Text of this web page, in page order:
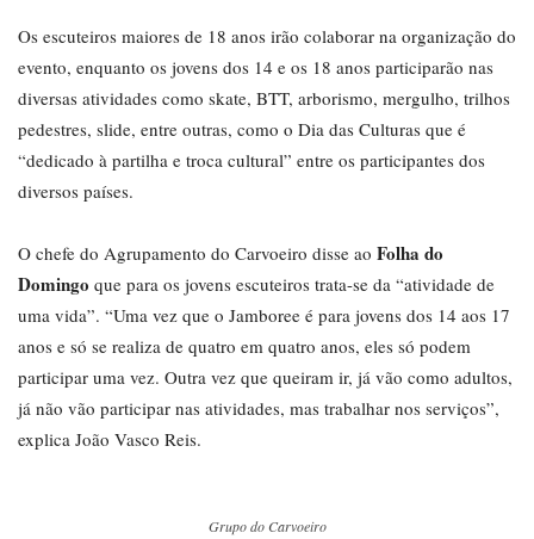
Os escuteiros maiores de 18 anos irão colaborar na organização do
evento, enquanto os jovens dos 14 e os 18 anos participarão nas
diversas atividades como skate, BTT, arborismo, mergulho, trilhos
pedestres, slide, entre outras, como o Dia das Culturas que é
“dedicado à partilha e troca cultural” entre os participantes dos
diversos países.
O chefe do Agrupamento do Carvoeiro disse ao Folha do
Domingo que para os jovens escuteiros trata-se da “atividade de
uma vida”. “Uma vez que o Jamboree é para jovens dos 14 aos 17
anos e só se realiza de quatro em quatro anos, eles só podem
participar uma vez. Outra vez que queiram ir, já vão como adultos,
já não vão participar nas atividades, mas trabalhar nos serviços”,
explica João Vasco Reis.
Grupo do Carvoeiro